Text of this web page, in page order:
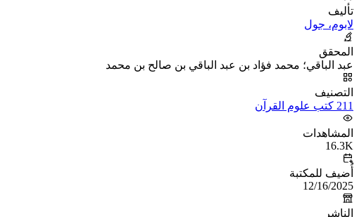
تأليف
لابوم، جول
المحقق
عبد الباقي؛ محمد فؤاد بن عبد الباقي بن صالح بن محمد
التصنيف
211 كتب علوم القرآن
المشاهدات
16.3K
أُضيف للمكتبة
12/16/2025
الناشر